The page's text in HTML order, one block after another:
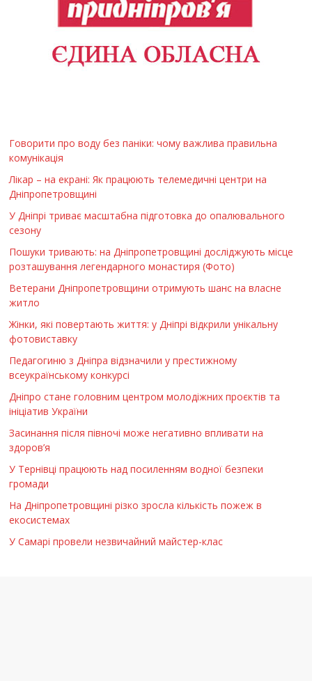
Говорити про воду без паніки: чому важлива правильна
комунікація
Лікар – на екрані: Як працюють телемедичні центри на
Дніпропетровщині
У Дніпрі триває масштабна підготовка до опалювального
сезону
Пошуки тривають: на Дніпропетровщині досліджують місце
розташування легендарного монастиря (Фото)
Ветерани Дніпропетровщини отримують шанс на власне
житло
Жінки, які повертають життя: у Дніпрі відкрили унікальну
фотовиставку
Педагогиню з Дніпра відзначили у престижному
всеукраїнському конкурсі
Дніпро стане головним центром молодіжних проєктів та
ініціатив України
Засинання після півночі може негативно впливати на
здоров’я
У Тернівці працюють над посиленням водної безпеки
громади
На Дніпропетровщині різко зросла кількість пожеж в
екосистемах
У Самарі провели незвичайний майстер-клас